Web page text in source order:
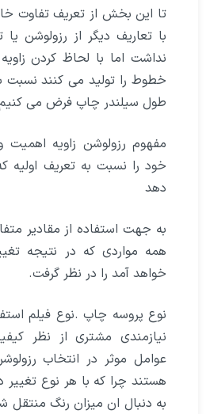
تا این بخش از تعریف تفاوت
با تعاریف دیگر از رزولوشن
نداشت اما با لحاظ کردن
خطوط را تولید می کنند نسبت
طول سیلندر چاپ فرض می
مفهوم رزولوشن زاویه اهمیت
خود را نسبت به تعریف اولیه
دهد
به جهت استفاده از مقادیر
همه مواردی که در نتیجه
خواهد آمد را در نظر گرفت.
نوع پروسه چاپ .نوع فیلم
نیازمندی مشتری از نظر
عوامل موثر در انتخاب
هستند چرا که با هر نوع تغییر
به دنبال ان میزان رنگ منتقل